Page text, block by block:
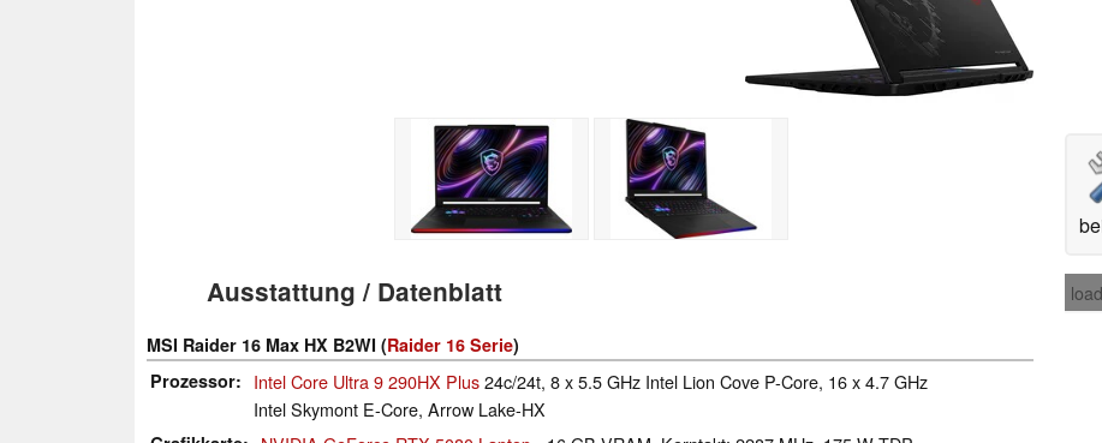
Ausstattung / Datenblatt
MSI Raider 16 Max HX B2WI (Raider 16 Serie)
Prozessor
Intel Core Ultra 9 290HX Plus24c/24t, 8 x 5.5 GHz Intel Lion Cove P-Core, 16 x 4.7 GHz
Intel Skymont E-Core, Arrow Lake-HX